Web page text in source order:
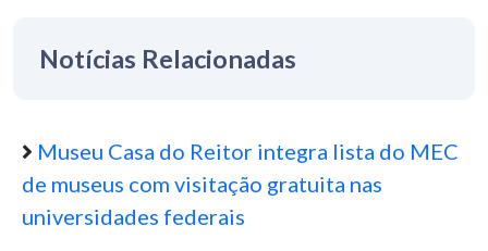
Notícias Relacionadas
Museu Casa do Reitor integra lista do MEC
de museus com visitação gratuita nas
universidades federais